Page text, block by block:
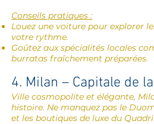
Conseils pratiques :
Louez une voiture pour explorer
votre rythme.
Goûtez aux spécialités locales
burratas fraîchement préparées.
4. Milan – Capitale de
Ville cosmopolite et élégante,
histoire. Ne manquez pas le
et les boutiques de luxe du